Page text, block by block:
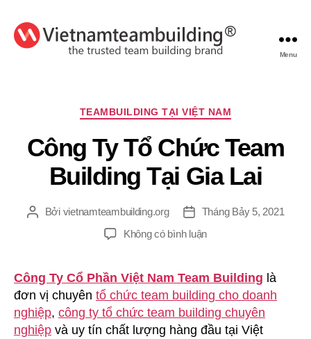
Menu
Chuyên
TEAMBUILDING TẠI VIỆT NAM
Công Ty Tổ Chức Team
Building Tại Gia Lai
TácBởi vietnamteambuilding.org
Ngày
đăng
Tháng Bảy 5, 2021
Không có bình luậnở
Tổ
Chức
Team
Building
Công Ty Cổ Phần Việt Nam Team Building là
đơn vị chuyên tổ chức team building cho doanh
nghiệp, công ty tổ chức team building chuyên
nghiệp và uy tín chất lượng hàng đầu tại Việt